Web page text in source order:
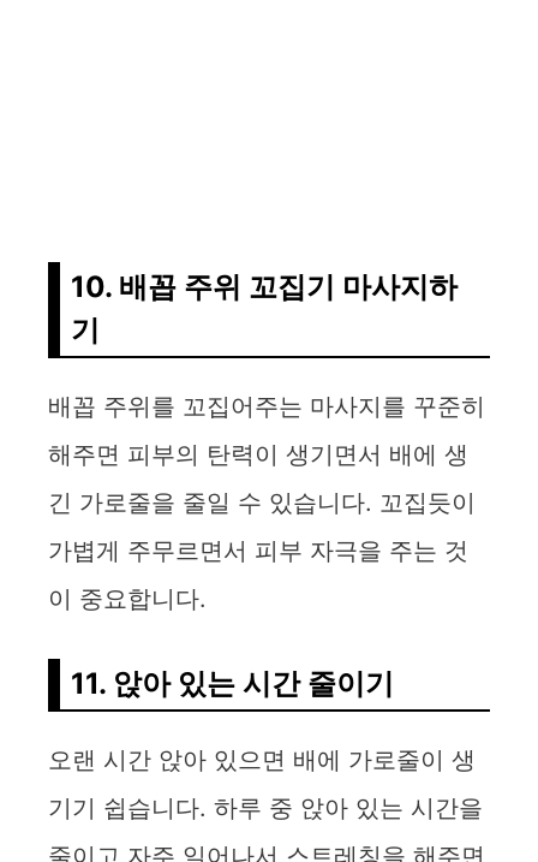
10. 배꼽 주위 꼬집기 마사지하
기
배꼽 주위를 꼬집어주는 마사지를 꾸준히
해주면 피부의 탄력이 생기면서 배에 생
긴 가로줄을 줄일 수 있습니다. 꼬집듯이
가볍게 주무르면서 피부 자극을 주는 것
이 중요합니다.
11. 앉아 있는 시간 줄이기
오랜 시간 앉아 있으면 배에 가로줄이 생
기기 쉽습니다. 하루 중 앉아 있는 시간을